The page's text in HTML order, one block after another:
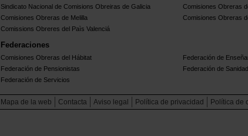
Sindicato Nacional de Comisions Obreiras de Galicia
Comisiones Obreras
Comisiones Obreras de Melilla
Comisiones Obreras
Comissions Obreres del Paìs Valenciá
Federaciones
Comisiones Obreras del Hábitat Federación de
Federación de Pensionistas
Federación de
Federación de Servicios
Mapa de la web Contacta Aviso legal Política de privacidad Política de